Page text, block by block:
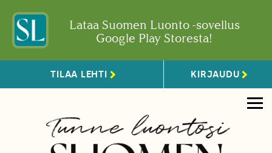
Lataa Suomen Luonto -sovellus
Google Play Storesta!
TILAA LEHTI KIRJAUDU